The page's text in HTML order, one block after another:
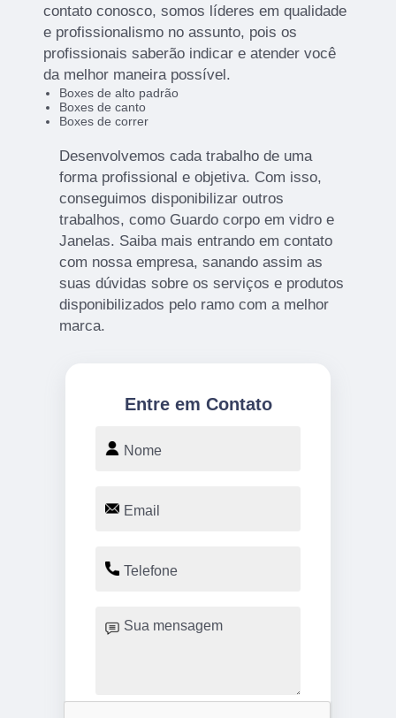
contato conosco, somos líderes em qualidade
e profissionalismo no assunto, pois os
profissionais saberão indicar e atender você
da melhor maneira possível.
Boxes de alto padrão
Boxes de canto
Boxes de correr
Desenvolvemos cada trabalho de uma
forma profissional e objetiva. Com isso,
conseguimos disponibilizar outros
trabalhos, como Guardo corpo em vidro e
Janelas. Saiba mais entrando em contato
com nossa empresa, sanando assim as
suas dúvidas sobre os serviços e produtos
disponibilizados pelo ramo com a melhor
marca.
Entre em Contato